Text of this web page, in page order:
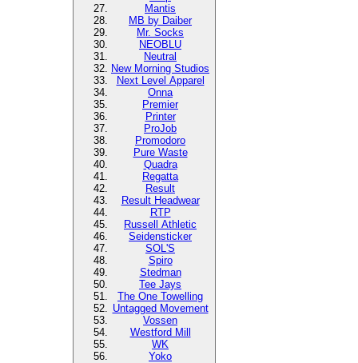
Mantis
MB by Daiber
Mr. Socks
NEOBLU
Neutral
New Morning Studios
Next Level Apparel
Onna
Premier
Printer
ProJob
Promodoro
Pure Waste
Quadra
Regatta
Result
Result Headwear
RTP
Russell Athletic
Seidensticker
SOL'S
Spiro
Stedman
Tee Jays
The One Towelling
Untagged Movement
Vossen
Westford Mill
WK
Yoko